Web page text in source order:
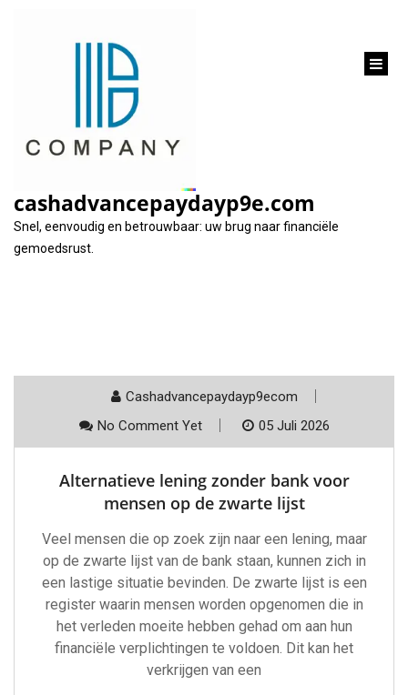
cashadvancepaydayp9e.com
Snel, eenvoudig en betrouwbaar: uw brug naar financiële
gemoedsrust.
Tag: hoge rentetarieven vermijden
Cashadvancepaydayp9ecom
No Comment Yet
05 Juli 2026
Alternatieve lening zonder bank voor
mensen op de zwarte lijst
Veel mensen die op zoek zijn naar een lening, maar
op de zwarte lijst van de bank staan, kunnen zich in
een lastige situatie bevinden. De zwarte lijst is een
register waarin mensen worden opgenomen die in
het verleden moeite hebben gehad om aan hun
financiële verplichtingen te voldoen. Dit kan het
verkrijgen van een